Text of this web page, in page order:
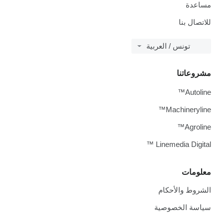
مساعدة
للاتصال بنا
تونس / العربية
معلومات
الشروط والأحكام
سياسة الخصوصية
مشروعاتنا
Autoline™
Machineryline™
Agroline™
Linemedia Digital ™